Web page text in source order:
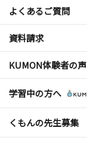
よくあるご質問
資料請求
KUMON体験者の声
学習中の方へ
くもんの先生募集